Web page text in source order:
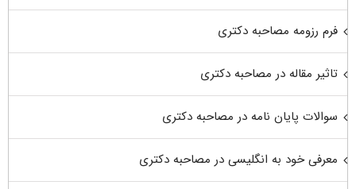
فرم رزومه مصاحبه دکتری
تاثیر مقاله در مصاحبه دکتری
سوالات پایان نامه در مصاحبه دکتری
معرفی خود به انگلیسی در مصاحبه دکتری